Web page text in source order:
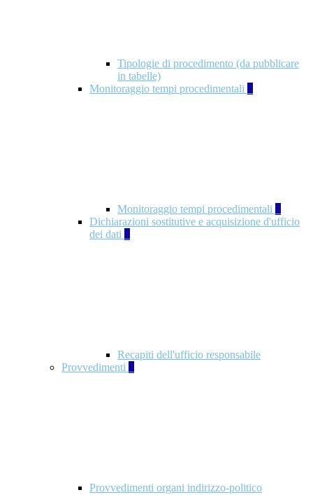
Tipologie di procedimento (da pubblicare
in tabelle)
Monitoraggio tempi procedimentali 4
Monitoraggio tempi procedimentali 4
Dichiarazioni sostitutive e acquisizione d'ufficio
dei dati 1
Recapiti dell'ufficio responsabile
Provvedimenti 3
Provvedimenti organi indirizzo-politico